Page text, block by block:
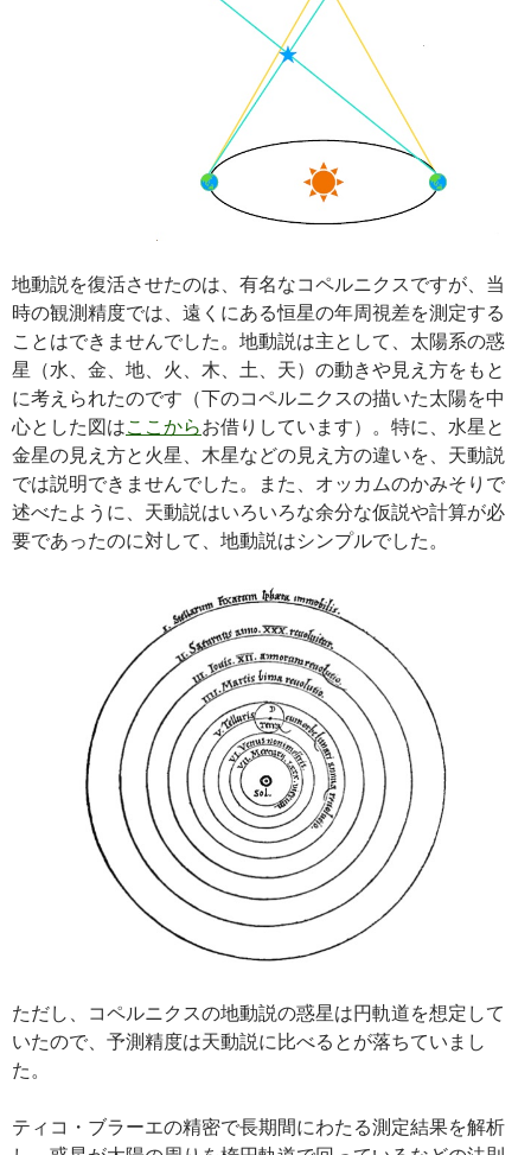
地動説を復活させたのは、有名なコペルニクスですが、当
時の観測精度では、遠くにある恒星の年周視差を測定する
ことはできませんでした。地動説は主として、太陽系の惑
星（水、金、地、火、木、土、天）の動きや見え方をもと
に考えられたのです（下のコペルニクスの描いた太陽を中
心とした図はここからお借りしています）。特に、水星と
金星の見え方と火星、木星などの見え方の違いを、天動説
では説明できませんでした。また、オッカムのかみそりで
述べたように、天動説はいろいろな余分な仮説や計算が必
要であったのに対して、地動説はシンプルでした。
ただし、コペルニクスの地動説の惑星は円軌道を想定して
いたので、予測精度は天動説に比べるとが落ちていまし
た。
ティコ・ブラーエの精密で長期間にわたる測定結果を解析